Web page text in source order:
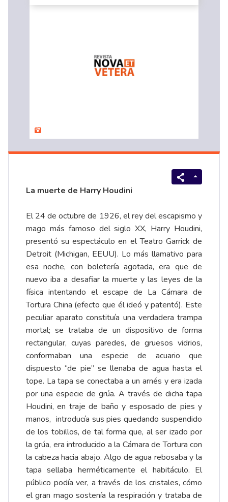
La muerte de Harry Houdini
El 24 de octubre de 1926, el rey del escapismo y
mago más famoso del siglo XX, Harry Houdini,
presentó su espectáculo en el Teatro Garrick de
Detroit (Michigan, EEUU). Lo más llamativo para
esa noche, con boletería agotada, era que de
nuevo iba a desafiar la muerte y las leyes de la
física intentando el escape de La Cámara de
Tortura China (efecto que él ideó y patentó). Este
peculiar aparato constituía una verdadera trampa
mortal; se trataba de un dispositivo de forma
rectangular, cuyas paredes, de gruesos vidrios,
conformaban una especie de acuario que
dispuesto “de pie” se llenaba de agua hasta el
tope. La tapa se conectaba a un arnés y era izada
por una especie de grúa. A través de dicha tapa
Houdini, en traje de baño y esposado de pies y
manos, introducía sus pies quedando suspendido
de los tobillos, de tal forma que, al ser izado por
la grúa, era introducido a la Cámara de Tortura con
la cabeza hacia abajo. Algo de agua rebosaba y la
tapa sellaba herméticamente el habitáculo. El
público podía ver, a través de los cristales, cómo
el gran mago sostenía la respiración y trataba de